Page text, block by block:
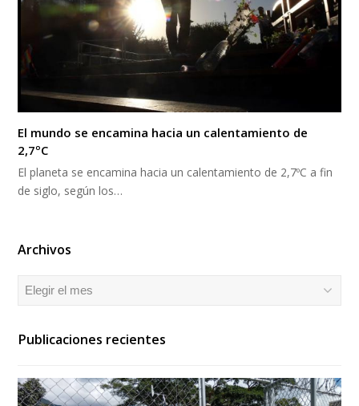
El mundo se encamina hacia un calentamiento de
2,7ºC
El planeta se encamina hacia un calentamiento de 2,7ºC a fin
de siglo, según los…
Archivos
Archivos
Publicaciones recientes